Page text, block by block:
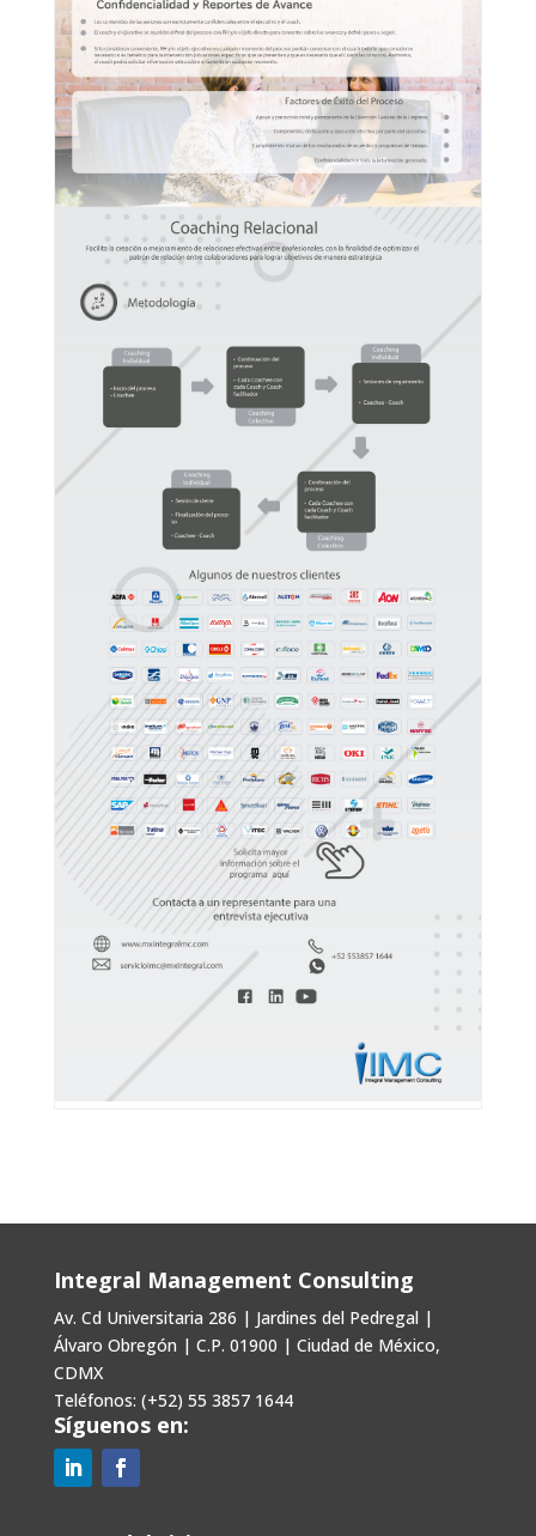
Integral Management Consulting
Av. Cd Universitaria 286 | Jardines del Pedregal |
Álvaro Obregón | C.P. 01900 | Ciudad de México,
CDMX
Teléfonos: (+52) 55 3857 1644
Síguenos en: